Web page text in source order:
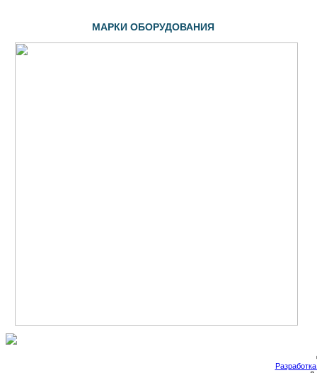
МАРКИ ОБОРУДОВАНИЯ